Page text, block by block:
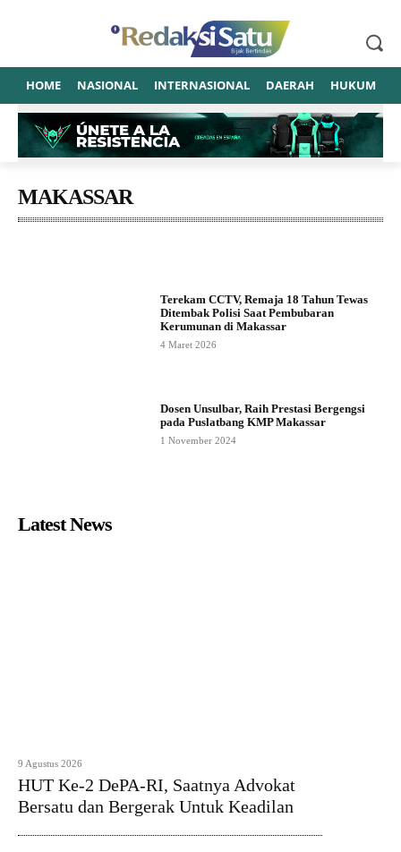
HOME NASIONAL INTERNASIONAL DAERAH HUKUM
MAKASSAR
Terekam CCTV, Remaja 18 Tahun Tewas
Ditembak Polisi Saat Pembubaran
Kerumunan di Makassar
4 Maret 2026
Dosen Unsulbar, Raih Prestasi Bergengsi
pada Puslatbang KMP Makassar
1 November 2024
Latest News
9 Agustus 2026
HUT Ke-2 DePA-RI, Saatnya Advokat
Bersatu dan Bergerak Untuk Keadilan